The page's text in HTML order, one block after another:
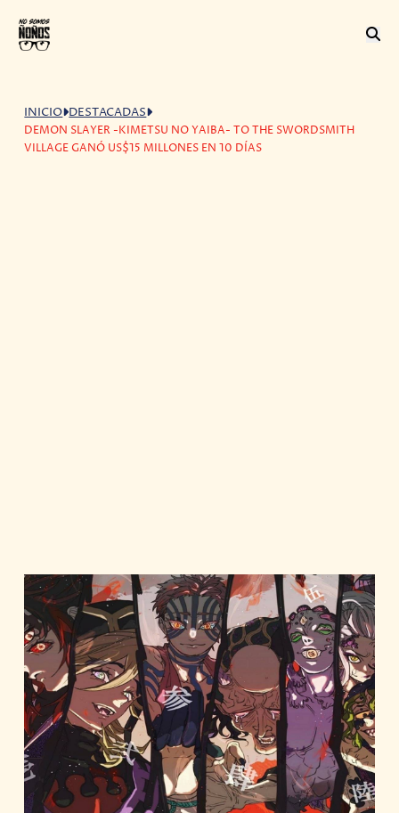
INICIO DESTACADAS
DEMON SLAYER -KIMETSU NO YAIBA- TO THE SWORDSMITH
VILLAGE GANÓ US$15 MILLONES EN 10 DÍAS